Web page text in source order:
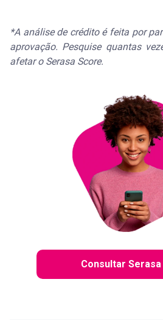
*A análise de crédito é feita por
aprovação. Pesquise quantas
afetar o Serasa Score.
Consultar